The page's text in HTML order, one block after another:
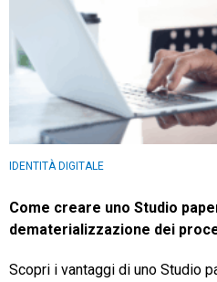
IDENTITÀ DIGITALE
Come creare uno Studio
dematerializzazione dei
Scopri i vantaggi di uno Studio